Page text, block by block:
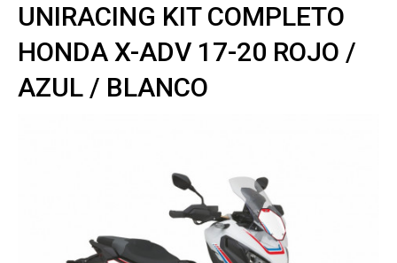
UNIRACING KIT COMPLETO
HONDA X-ADV 17-20 ROJO /
AZUL / BLANCO